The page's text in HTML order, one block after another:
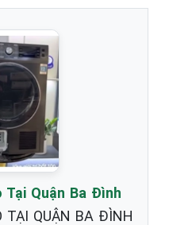
Tại Quận Ba Đình
TẠI QUẬN BA ĐÌNH